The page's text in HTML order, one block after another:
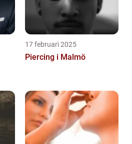
17 februari 2025
Piercing i Malmö